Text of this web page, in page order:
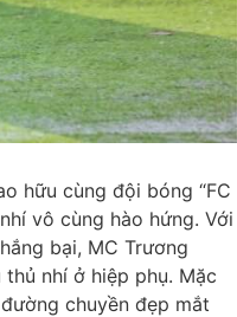
hữu cùng đội bóng “FC
vô cùng hào hứng. Với
bại, MC Trương
thủ nhí ở hiệp phụ. Mặc
chuyền đẹp mắt